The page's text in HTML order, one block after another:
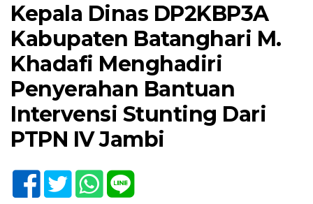
Kepala Dinas DP2KBP3A
Kabupaten Batanghari M.
Khadafi Menghadiri
Penyerahan Bantuan
Intervensi Stunting Dari
PTPN IV Jambi